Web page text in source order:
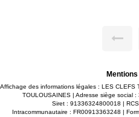
suite
Affichage des informations légales : LES CLEFS
TOULOUSAINES | Adresse siège social
Siret : 91336324800018 |
Intracommunautaire : FR00913363248 |